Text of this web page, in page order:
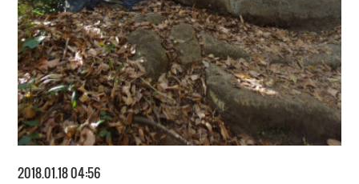
2018.01.18 04:56